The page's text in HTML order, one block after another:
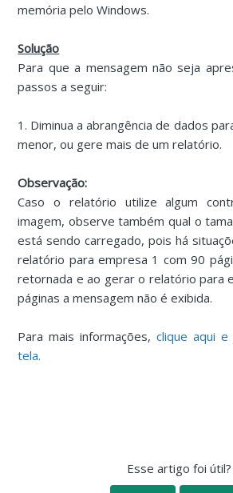
memória pelo Windows.
Solução
Para que a mensagem não seja
passos a seguir:
1. Diminua a abrangência de dados
menor, ou gere mais de um relatório.
Observação:
Caso o relatório utilize algum
imagem, observe também qual o
está sendo carregado, pois há
relatório para empresa 1 com 90
retornada e ao gerar o relatório para
páginas a mensagem não é exibida.
Para mais informações,clique aqui
tela.
Esse artigo foi útil?